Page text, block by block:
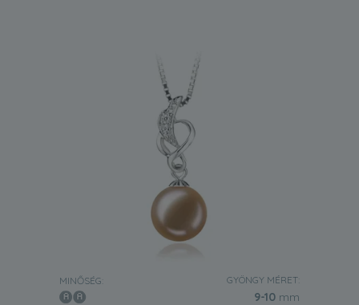
MINŐSÉG: GYÖNGY MÉRET:
9-10 mm